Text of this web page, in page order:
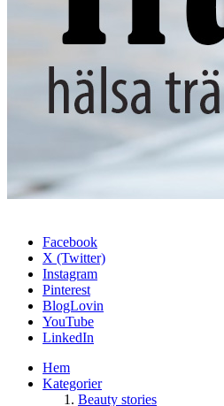
Facebook
X (Twitter)
Instagram
Pinterest
BlogLovin
YouTube
LinkedIn
Hem
Kategorier
Beauty stories